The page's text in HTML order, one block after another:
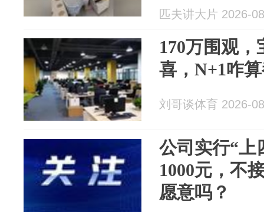
匹夫讲大片 2026-
170万围观
喜，N+1咋
刘哥谈体育 2026-
公司实行“上
1000元，不
愿意吗？